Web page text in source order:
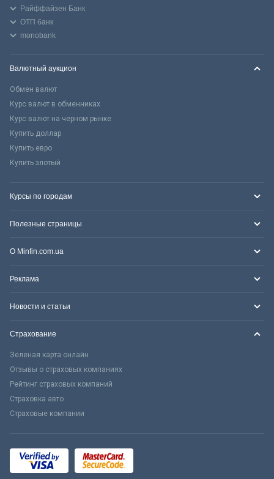
Райффайзен Банк
ОТП банк
monobank
Валютный аукцион
Обмен валют
Курс валют в обменниках
Курс валют на черном рынке
Купить доллар
Купить евро
Купить злотый
Курсы по городам
Полезные страницы
О Minfin.com.ua
Реклама
Новости и статьи
Страхование
Зеленая карта онлайн
Отзывы о страховых компаниях
Рейтинг страховых компаний
Страховка авто
Страховые компании